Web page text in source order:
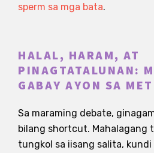
sperm sa mga bata.
HALAL, HARAM, AT
PINAGTATALUNAN:
GABAY AYON SA
Sa maraming debate,
bilang shortcut. Mahalagang
tungkol sa iisang salita,